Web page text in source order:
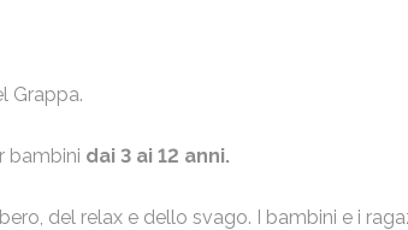
Grappa.
bambini dai 3 ai 12 anni.
del relax e dello svago. I bambini e i